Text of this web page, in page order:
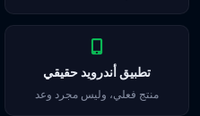
تطبيق أندرويد حقيقي
منتج فعلي، وليس مجرد وعد